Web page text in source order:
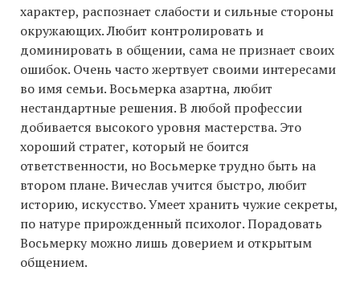
характер, распознает слабости и сильные стороны
окружающих. Любит контролировать и
доминировать в общении, сама не признает своих
ошибок. Очень часто жертвует своими интересами
во имя семьи. Восьмерка азартна, любит
нестандартные решения. В любой профессии
добивается высокого уровня мастерства. Это
хороший стратег, который не боится
ответственности, но Восьмерке трудно быть на
втором плане. Вичеслав учится быстро, любит
историю, искусство. Умеет хранить чужие секреты,
по натуре прирожденный психолог. Порадовать
Восьмерку можно лишь доверием и открытым
общением.